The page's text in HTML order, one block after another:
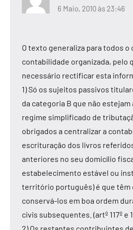
6 Maio, 2010 às 23:46
O texto generaliza para todos o
contabilidade organizada, pelo
necessário rectificar esta
1) Só os sujeitos passivos
da categoria B que não
regime simplificado de
obrigados a centralizar a
escrituração dos livros
anteriores no seu domicílio
estabelecimento estável ou
território português) é que têm
conservá-los em boa ordem
civis subsequentes. (artº 117º e
2) Os restantes contribuintes